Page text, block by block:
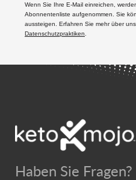
Wenn Sie Ihre E-Mail einreichen,
Abonnentenliste aufgenommen. Sie
aussteigen. Erfahren Sie mehr über
Datenschutzpraktiken
Haben Sie Fragen?